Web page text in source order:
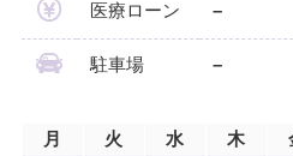
医療ローン –
駐車場 –
月 火 水 木